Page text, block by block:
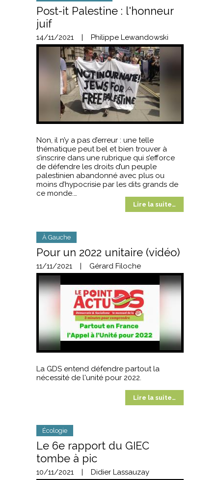
Post-it Palestine : l'honneur
juif
14/11/2021 | Philippe Lewandowski
Non, il n’y a pas d’erreur : une telle
thématique peut bel et bien trouver à
s’inscrire dans une rubrique qui s’efforce
de défendre les droits d’un peuple
palestinien abandonné avec plus ou
moins d’hypocrisie par les dits grands de
ce monde.…
Lire la suite…
À Gauche
Pour un 2022 unitaire (vidéo)
11/11/2021 | Gérard Filoche
La GDS entend défendre partout la
nécessité de l'unité pour 2022.
Lire la suite…
Écologie
Le 6e rapport du GIEC
tombe à pic
10/11/2021 | Didier Lassauzay